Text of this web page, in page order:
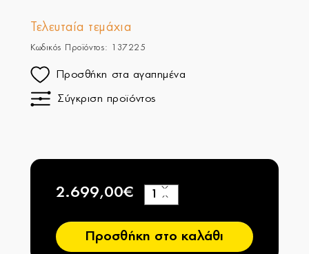
Τελευταία τεμάχια
Κωδικός Προϊόντος: 137225
Προσθήκη στα αγαπημένα
Σύγκριση προϊόντος
2.699,00€
−
+
Προσθήκη στο καλάθι